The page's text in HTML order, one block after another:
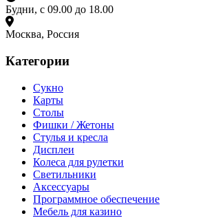
Будни, с 09.00 до 18.00
Москва, Россия
Категории
Сукно
Карты
Столы
Фишки / Жетоны
Стулья и кресла
Дисплеи
Колеса для рулетки
Светильники
Аксессуары
Программное обеспечение
Мебель для казино